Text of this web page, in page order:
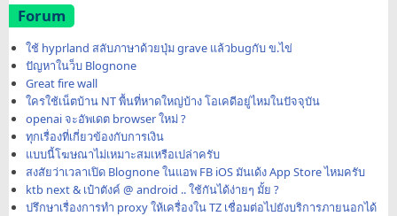
Forum
ใช้ hyprland สลับภาษาด้วยปุ่ม grave แล้วbugกับ ข.ไข่
ปัญหาในว็บ Blognone
Great fire wall
ใครใช้เน็ตบ้าน NT พื้นที่หาดใหญ่บ้าง โอเคดีอยู่ไหมในปัจจุบัน
openai จะอัพเดต browser ใหม่ ?
ทุกเรื่องที่เกี่ยวข้องกับการเงิน
แบบนี้โฆษณาไม่เหมาะสมเหรือเปล่าครับ
สงสัยว่าเวลาเปิด Blognone ในแอพ FB iOS มันเด้ง App Store ไหมครับ
ktb next & เป๋าตังค์ @ android .. ใช้กันได้ง่ายๆ มั้ย ?
ปรึกษาเรื่องการทำ proxy ให้เครื่องใน TZ เชื่อมต่อไปยังบริการภายนอกได้